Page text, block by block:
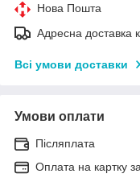
Нова Пошта
Адресна доставка
Всі умови доставки
Умови оплати
Післяплата
Оплата на картку